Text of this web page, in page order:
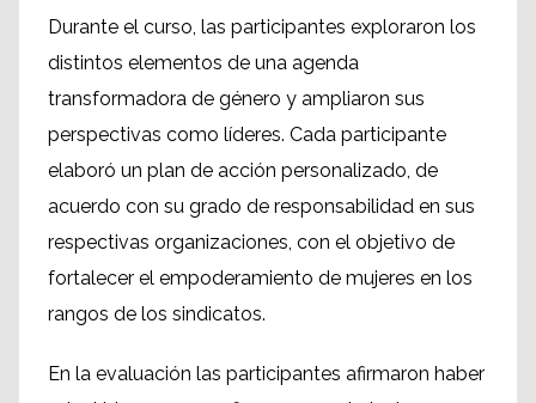
Durante el curso, las participantes exploraron los
distintos elementos de una agenda
transformadora de género y ampliaron sus
perspectivas como líderes. Cada participante
elaboró un plan de acción personalizado, de
acuerdo con su grado de responsabilidad en sus
respectivas organizaciones, con el objetivo de
fortalecer el empoderamiento de mujeres en los
rangos de los sindicatos.
En la evaluación las participantes afirmaron haber